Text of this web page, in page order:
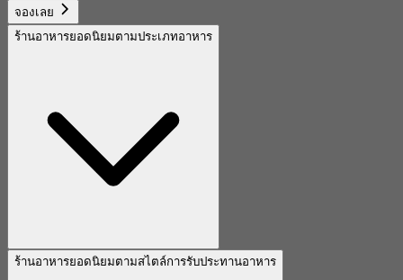
จองเลย
ร้านอาหารยอดนิยมตามประเภทอาหาร
ร้านอาหารยอดนิยมตามสไตล์การรับประทานอาหาร